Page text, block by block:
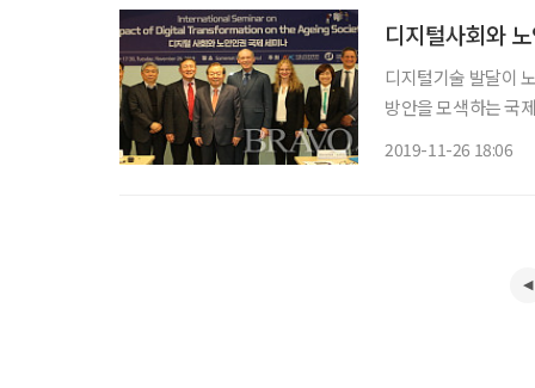
디지털사회와
디지털기술 발달이
방안을 모색하는 국제세미나가 열렸다. 아셈노
2019-11-26 18:06